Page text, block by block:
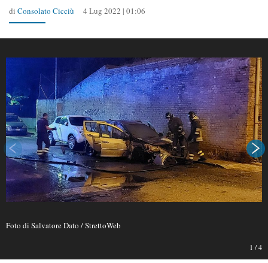
di Consolato Cicciù 4 Lug 2022 | 01:06
Foto di Salvatore Dato / StrettoWeb
1 /4